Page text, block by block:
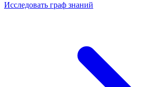
Исследовать граф знаний